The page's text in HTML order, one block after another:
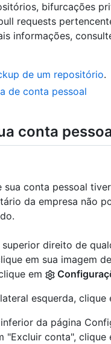
bifurcações
requests
informações,
de um repositório.
de conta pessoal
conta
sua conta pessoal
da empresa não
direito de
em sua imagem
em
esquerda, clique
da página
"Excluir conta", clique